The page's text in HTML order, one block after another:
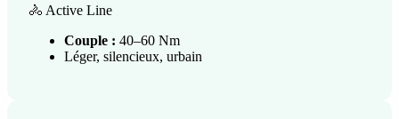
🚴 Active Line
Couple : 40–60 Nm
Léger, silencieux, urbain